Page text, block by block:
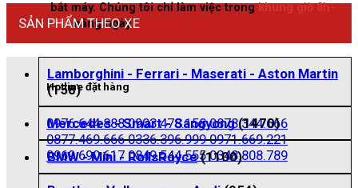
bắt máy. Chúng tôi chỉ làm việc trongkhung giờ 8h-
21hhằng ngày
Hotline đặt hàng
0976.644.888 0903.478.158 0878.344.666
0877.469.666 0336.396.999 0971.669.221
0969.690.617 0849.544.555 0348.808.789
SẢN PHẨM THEO XE
Lamborghini - Ferrari - Maserati - Aston Martin
(158)
Mercedes - Smart - Sangyong (1470)
BMW - Mini - RollsRoyce (1100)